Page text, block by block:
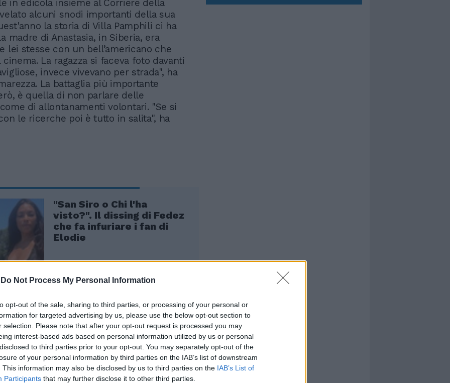
Do Not Process My Personal Information
opt-out of the sale, sharing to third parties, or processing of your personal or
for targeted advertising by us, please use the below opt-out section to
selection. Please note that after your opt-out request is processed you may
interest-based ads based on personal information utilized by us or personal
to third parties prior to your opt-out. You may separately opt-out of the
of your personal information by third parties on the IAB’s list of downstream
This information may also be disclosed by us to third parties on the IAB’s List of
Participants that may further disclose it to other third parties.
in edicola insieme al Corriere della
alcuni snodi importanti della sua
la storia di Villa Pamphili ci ha
madre di Anastasia, in Siberia, era
lei stesse con un bell’americano che
cinema. La ragazza si faceva foto davanti
invece vivevano per strada", ha
La battaglia più importante
è quella di non parlare delle
di allontanamenti volontari. "Se si
le ricerche poi è tutto in salita", ha
"San Siro o Chi l'ha
visto?". Il dissing di Fedez
che fa infuriare i fan di
Elodie
eclatante di questa presa di
giornalista della Rai ci fu con la storia
la ragazza di potenza di cui si sono
e il cui corpo è stato poi ritrovato, 17
fondo al sottotetto della chiesa della